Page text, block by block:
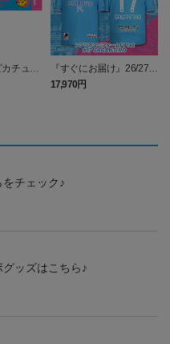
チュウ
『すぐにお届け』26/27レ
プリカユニフォームFP1st
No.17 SAGANTINO
17,970円
チェック♪
ッズはこちら♪